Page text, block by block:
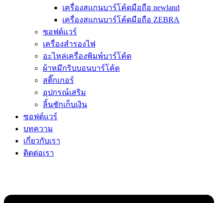
เครื่องสแกนบาร์โค้ดมือถือ newland
เครื่องสแกนบาร์โค้ดมือถือ ZEBRA
ซอฟต์แวร์
เครื่องสำรองไฟ
อะไหล่เครื่องพิมพ์บาร์โค้ด
ผ้าหมึกริบบอนบาร์โค้ด
สติ๊กเกอร์
อุปกรณ์เสริม
ลิ้นชักเก็บเงิน
ซอฟต์แวร์
บทความ
เกี่ยวกับเรา
ติดต่อเรา